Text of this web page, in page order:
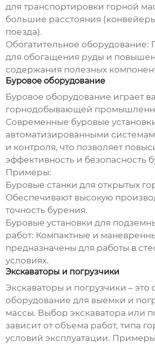
для транспортировки горной
большие расстояния
поезда).
Обогатительное оборудование:
для обогащения руды и
содержания полезных
Буровое оборудование
Буровое оборудование играет
горнодобывающей
Современные буровые
автоматизированными
и контроля, что позволяет
эффективность и безопасность
Примеры:
Буровые станки для открытых
Обеспечивают высокую
точность бурения.
Буровые установки для
работ: Компактные и
предназначены для работы в
условиях.
Экскаваторы и погрузчики
Экскаваторы и погрузчики – это
оборудование для выемки и
массы. Выбор экскаватора или
зависит от объема работ, типа
условий эксплуатации.